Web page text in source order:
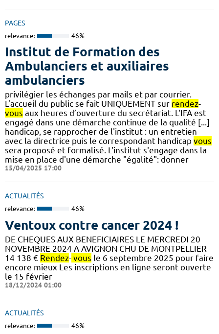
PAGES
relevance: 46%
Institut de Formation des
Ambulanciers et auxiliaires
ambulanciers
privilégier les échanges par mails et par courrier.
L’accueil du public se fait UNIQUEMENT sur rendez-
vous aux heures d’ouverture du secrétariat. L'IFA est
engagé dans une démarche continue de la qualité [...]
handicap, se rapprocher de l'institut : un entretien
avec la directrice puis le correspondant handicap vous
sera proposé et formalisé. L'institut s'engage dans la
mise en place d'une démarche "égalité": donner
15/04/2025 17:00
ACTUALITÉS
relevance: 46%
Ventoux contre cancer 2024 !
DE CHEQUES AUX BENEFICIAIRES LE MERCREDI 20
NOVEMBRE 2024 A AVIGNON CHU DE MONTPELLIER
14 138 € Rendez- vous le 6 septembre 2025 pour faire
encore mieux Les inscriptions en ligne seront ouverte
le 15 février
18/12/2024 01:00
ACTUALITÉS
relevance: 46%